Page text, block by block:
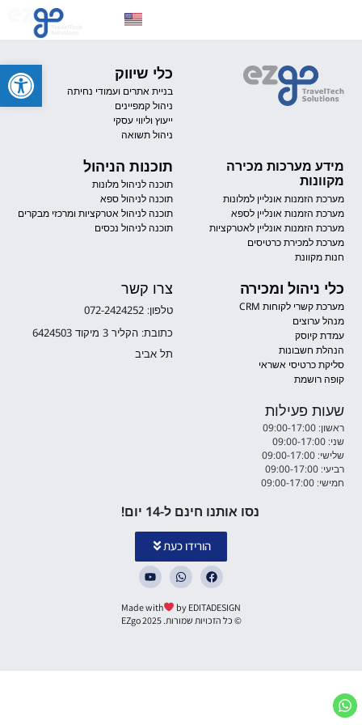
כלי שיווק
בניית אתרים ועמודי נחיתה
ניהול קמפיינים
ייעוץ וליווי עסקי
ניהול תשואה
מידע מערכות מכירה
מקוונות
מערכת הזמנות אונליין למלונות
מערכת הזמנות אונליין לספא
מערכת הזמנות אונליין לאטרקציות
מערכת למכירת כרטיסים
חנות מקוונת
תוכנות הניהול
תוכנה לניהול מלונות
תוכנה לניהול ספא
תוכנה לניהול אטרקציות ומרכזי מבקרים
תוכנה לניהול נכסים
כלי ניהול ומכירה
מערכת קשרי לקוחות CRM
מנהל ערוצים
עמדת קיוסק
הנהלת חשבונות
סליקת כרטיסי אשראי
קופה רושמת
צרו קשר
טלפון: 072-2424252
כתובת: הקליר 3 מיקוד 6424503
תל אביב
שעות פעילות
ראשון: 09:00-17:00
שני: 09:00-17:00
שלישי: 09:00-17:00
רביעי: 09:00-17:00
חמישי: 09:00-17:00
נסו אותנו חינם ל-14 יום!
הורידו כעת
Made with
by EDITADESIGN
© כל הזכויות שמורות. 2025 EZgo
פתח